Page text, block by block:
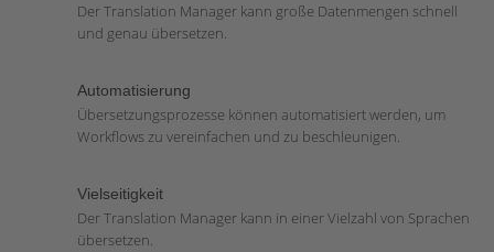
Der Translation Manager kann große Datenmengen schnell
und genau übersetzen.
Automatisierung
Übersetzungsprozesse können automatisiert werden, um
Workflows zu vereinfachen und zu beschleunigen.
Vielseitigkeit
Der Translation Manager kann in einer Vielzahl von Sprachen
übersetzen.